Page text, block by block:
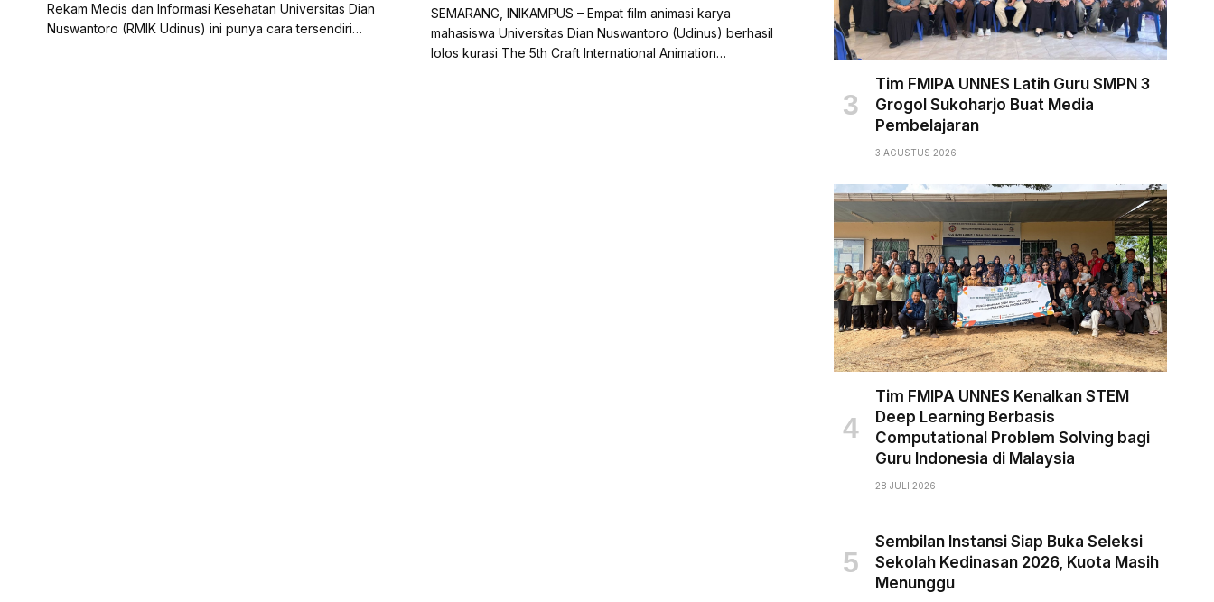
Rekam Medis dan Informasi Kesehatan Universitas Dian
Nuswantoro (RMIK Udinus) ini punya cara tersendiri…
SEMARANG, INIKAMPUS – Empat film animasi karya
mahasiswa Universitas Dian Nuswantoro (Udinus) berhasil
lolos kurasi The 5th Craft International Animation…
Tim FMIPA UNNES Latih Guru SMPN 3
Grogol Sukoharjo Buat Media
Pembelajaran
3 AGUSTUS 2026
Tim FMIPA UNNES Kenalkan STEM
Deep Learning Berbasis
Computational Problem Solving bagi
Guru Indonesia di Malaysia
28 JULI 2026
Sembilan Instansi Siap Buka Seleksi
Sekolah Kedinasan 2026, Kuota Masih
Menunggu